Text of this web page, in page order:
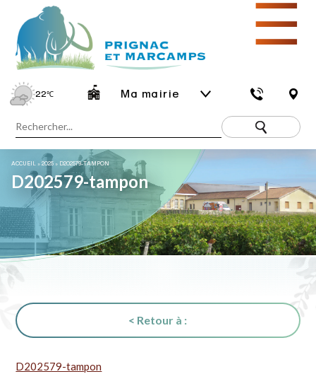
22℃ Ma mairie
☰
ACCUEIL »2025 » D202579-TAMPON
D202579-tampon
< Retour à :
D202579-tampon